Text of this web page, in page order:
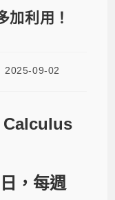
加利用！
2025-09-02
Calculus
，每週